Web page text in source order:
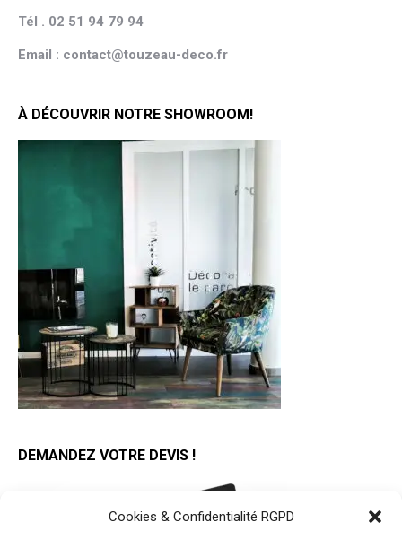
Cookies & Confidentialité RGPD
Tél . 02 51 94 79 94
Email : contact@touzeau-deco.fr
À DÉCOUVRIR NOTRE SHOWROOM!
DEMANDEZ VOTRE DEVIS !